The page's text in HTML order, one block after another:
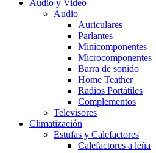
Audio y Video
Audio
Auriculares
Parlantes
Minicomponentes
Microcomponentes
Barra de sonido
Home Teather
Radios Portátiles
Complementos
Televisores
Climatización
Estufas y Calefactores
Calefactores a leña